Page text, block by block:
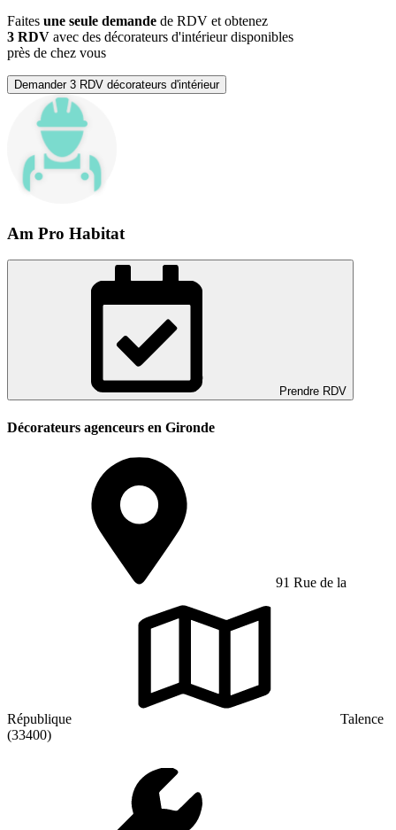
Faites une seule demande de RDV et obtenez
3 RDV avec des décorateurs d'intérieur disponibles
près de chez vous
Demander 3 RDV décorateurs d'intérieur
Am Pro Habitat
Prendre RDV
Décorateurs agenceurs en Gironde
91 Rue de la
République
Talence
(33400)